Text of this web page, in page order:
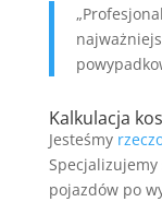
Kalkulacja
Jesteśmy
pojazdów po